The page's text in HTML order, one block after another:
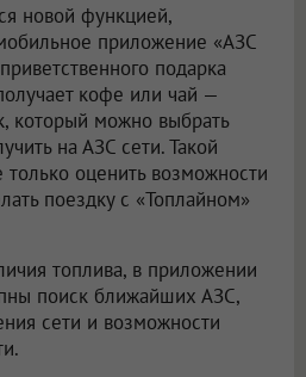
новой функцией,
приложение «АЗС
подарка
кофе или чай —
который можно выбрать
на АЗС сети. Такой
только оценить возможности
поездку с «Топлайном»
топлива, в приложении
поиск ближайших АЗС,
сети и возможности